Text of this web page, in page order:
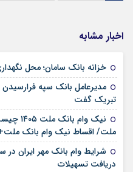
اخبار مشابه
خزانه بانک سامان؛ محل
مدیرعامل بانک سپه فرارسیدن
تبریک گفت
نیک
ملت/ اقساط نیک وام بانک
دریافت تسهیلات